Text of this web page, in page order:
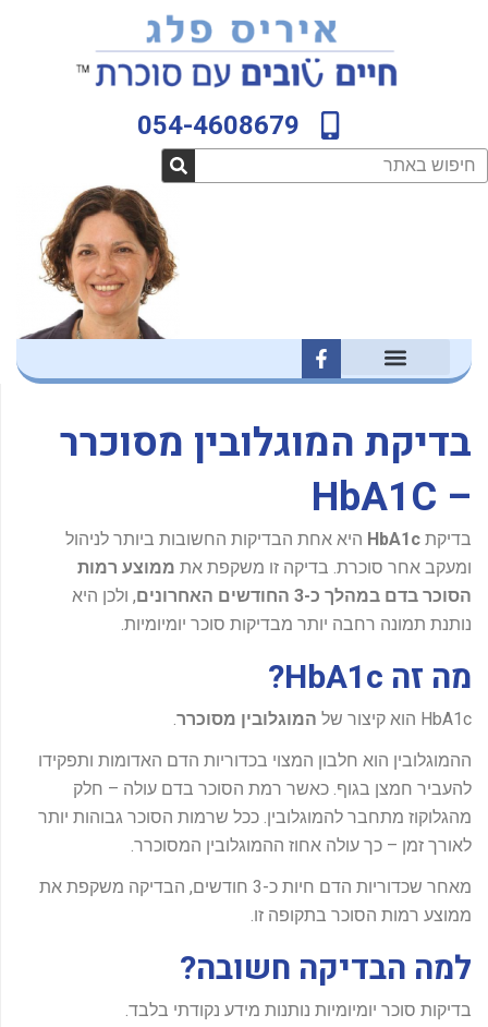
054-4608679
חיפוש
c
o
בדיקת המוגלובין מסוכרר
– HbA1C
בדיקת HbA1c היא אחת הבדיקות החשובות ביותר לניהול
ומעקב אחר סוכרת. בדיקה זו משקפת את ממוצע רמות
הסוכר בדם במהלך כ-3 החודשים האחרונים
, ולכן היא
נותנת תמונה רחבה יותר מבדיקות סוכר יומיומיות.
מה זה HbA1c?
HbA1c הוא קיצור של המוגלובין מסוכרר.
ההמוגלובין הוא חלבון המצוי בכדוריות הדם האדומות ותפקידו
להעביר חמצן בגוף. כאשר רמת הסוכר בדם עולה – חלק
מהגלוקוז מתחבר להמוגלובין. ככל שרמות הסוכר גבוהות יותר
לאורך זמן – כך עולה אחוז ההמוגלובין המסוכרר.
מאחר שכדוריות הדם חיות כ-3 חודשים, הבדיקה משקפת את
ממוצע רמות הסוכר בתקופה זו.
למה הבדיקה חשובה?
בדיקות סוכר יומיומיות נותנות מידע נקודתי בלבד.